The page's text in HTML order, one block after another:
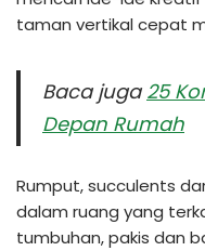
taman vertikal cepat
Baca juga25
Depan Rumah
Rumput, succulents
dalam ruang yang
tumbuhan, pakis dan